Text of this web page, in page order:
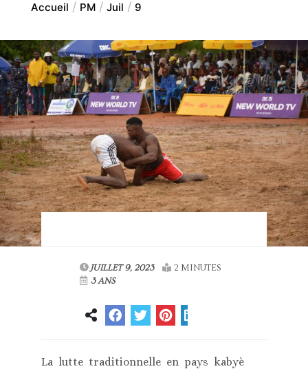
Accueil PM Juil 9
JUILLET 9, 2023
2 MINUTES
3 ANS
La lutte traditionnelle en pays kabyè